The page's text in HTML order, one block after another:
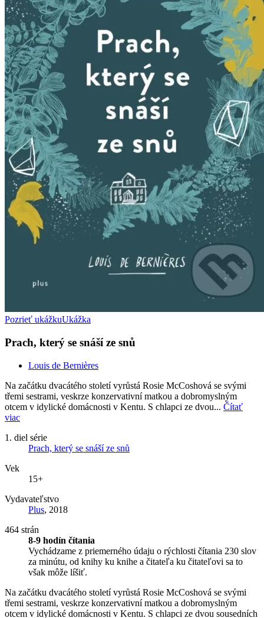
Pozrieť ukážkuUkážka
Prach, který se snáší ze snů
Louis de Bernières
Na začátku dvacátého století vyrůstá Rosie McCoshová se svými
třemi sestrami, veskrze konzervativní matkou a dobromyslným
otcem v idylické domácnosti v Kentu. S chlapci ze dvou... Čítať
viac
1. diel série
Prach, který se snáší ze snů
Vek
15+
Vydavateľstvo
Plus, 2018
464 strán
8-9 hodín čítania
Vychádzame z priemerného údaju o rýchlosti čítania 230 slov
za minútu, od knihy ku knihe a čitateľa ku čitateľovi sa to
však môže líšiť.
Na začátku dvacátého století vyrůstá Rosie McCoshová se svými
třemi sestrami, veskrze konzervativní matkou a dobromyslným
otcem v idylické domácnosti v Kentu. S chlapci ze dvou sousedních